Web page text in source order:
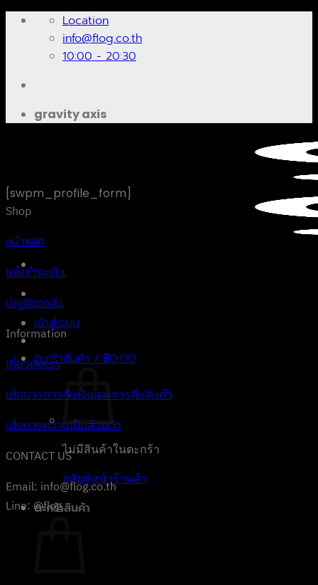
Skip
content
Location
info@flog.co.th
10:00 - 20:30
gravity axis
เข้าสู่ระบบ
ตะกร้าสินค้า /฿0.00
ไม่มีสินค้าในตะกร้า
กลับสู่หน้าร้านค้า
ตะกร้าสินค้า
[swpm_profile_form]
Shop
หน้าหลัก
แจ้งชำระเงิน
บัญชีของฉัน
Information
เกี่ยวกับเรา
นโยบายการคืนเงินและการคืนสินค้า
นโยบายความเป็นส่วนตัว
CONTACT US
Email: info@flog.co.th
Line: @flog